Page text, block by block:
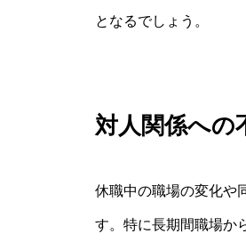
となるでしょう。
対人関係への
休職中の職場の変化や
す。特に長期間職場か